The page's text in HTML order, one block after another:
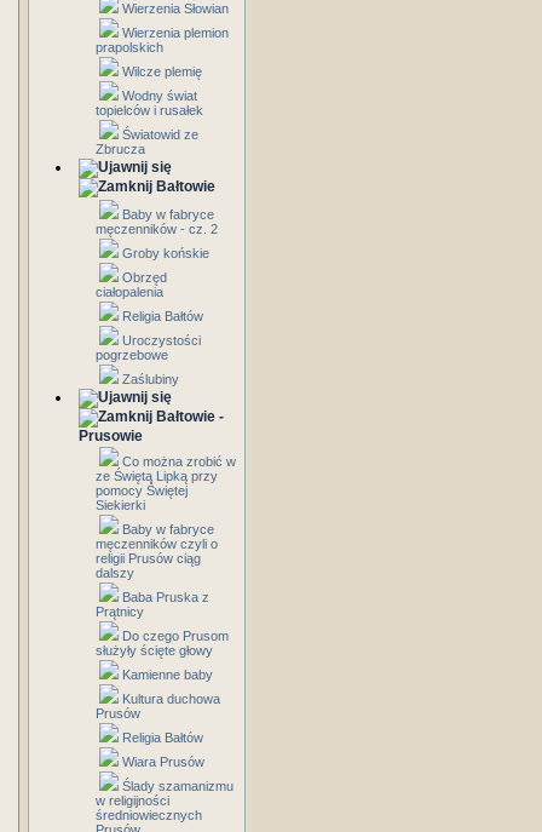
Wierzenia Słowian
Wierzenia plemion
prapolskich
Wilcze plemię
Wodny świat
topielców i rusałek
Światowid ze
Zbrucza
Bałtowie
Baby w fabryce
męczenników - cz. 2
Groby końskie
Obrzęd
ciałopalenia
Religia Bałtów
Uroczystości
pogrzebowe
Zaślubiny
Bałtowie -
Prusowie
Co można zrobić w
ze Świętą Lipką przy
pomocy Świętej
Siekierki
Baby w fabryce
męczenników czyli o
religii Prusów ciąg
dalszy
Baba Pruska z
Prątnicy
Do czego Prusom
służyły ścięte głowy
Kamienne baby
Kultura duchowa
Prusów
Religia Bałtów
Wiara Prusów
Ślady szamanizmu
w religijności
średniowiecznych